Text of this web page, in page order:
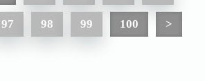
97 98 99 100 >